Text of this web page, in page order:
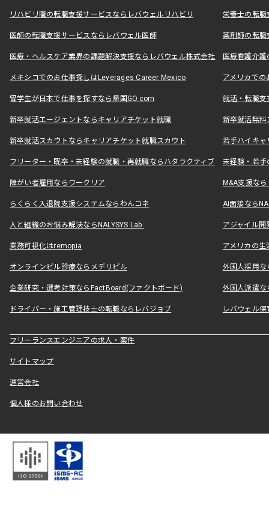
リハビリ職の転職支援サービスならレバウェルリハビリ 栄養士の転
医師の転職支援サービスならレバウェル医師 薬剤師の転
医療・ヘルスケア業界の課題解決支援ならレバウェル株式会社 医療看護介
メキシコでのお仕事探しはLeverages Career Mexico アメリカで
留学生が日本で仕事を探すなら帰国GO.com 就活・転職
新卒就活エージェントならキャリアチケット就職 新卒就活無料
新卒就活スカウトならキャリアチケット就職スカウト 若手ハイキ
フリーター・既卒・未経験の就職・再就職ならハタラクティブ 未経験・若手
障がい者雇用ならワークリア M&A支援な
らくらく入退院支援システムならわんコネ AI面接なら
人と組織のお悩み解決ならNALYSYS Lab. アジャイル
業務可視化はremopia アメリカの
オンラインピル診療ならメデリピル 外国人採用
企業研究・選考対策ならFactBoard(ファクトボード) 外国人派遣な
ドライバー・施工管理技士の転職ならレバジョブ レバウェル
フリーランスエンジニアの求人・案件
サイトマップ
運営会社
個人様のお問い合わせ